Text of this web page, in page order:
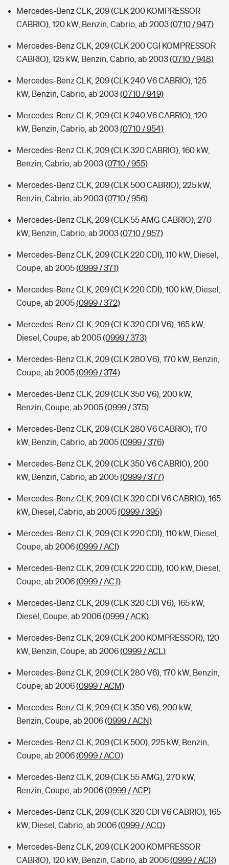
Mercedes-Benz CLK, 209 (CLK 200 KOMPRESSOR
CABRIO), 120 kW, Benzin, Cabrio, ab 2003(0710 / 947)
Mercedes-Benz CLK, 209 (CLK 200 CGI KOMPRESSOR
CABRIO), 125 kW, Benzin, Cabrio, ab 2003(0710 / 948)
Mercedes-Benz CLK, 209 (CLK 240 V6 CABRIO), 125
kW, Benzin, Cabrio, ab 2003(0710 / 949)
Mercedes-Benz CLK, 209 (CLK 240 V6 CABRIO), 120
kW, Benzin, Cabrio, ab 2003(0710 / 954)
Mercedes-Benz CLK, 209 (CLK 320 CABRIO), 160 kW,
Benzin, Cabrio, ab 2003(0710 / 955)
Mercedes-Benz CLK, 209 (CLK 500 CABRIO), 225 kW,
Benzin, Cabrio, ab 2003(0710 / 956)
Mercedes-Benz CLK, 209 (CLK 55 AMG CABRIO), 270
kW, Benzin, Cabrio, ab 2003(0710 / 957)
Mercedes-Benz CLK, 209 (CLK 220 CDI), 110 kW, Diesel,
Coupe, ab 2005(0999 / 371)
Mercedes-Benz CLK, 209 (CLK 220 CDI), 100 kW, Diesel,
Coupe, ab 2005(0999 / 372)
Mercedes-Benz CLK, 209 (CLK 320 CDI V6), 165 kW,
Diesel, Coupe, ab 2005(0999 / 373)
Mercedes-Benz CLK, 209 (CLK 280 V6), 170 kW, Benzin,
Coupe, ab 2005(0999 / 374)
Mercedes-Benz CLK, 209 (CLK 350 V6), 200 kW,
Benzin, Coupe, ab 2005(0999 / 375)
Mercedes-Benz CLK, 209 (CLK 280 V6 CABRIO), 170
kW, Benzin, Cabrio, ab 2005(0999 / 376)
Mercedes-Benz CLK, 209 (CLK 350 V6 CABRIO), 200
kW, Benzin, Cabrio, ab 2005(0999 / 377)
Mercedes-Benz CLK, 209 (CLK 320 CDI V6 CABRIO), 165
kW, Diesel, Cabrio, ab 2005(0999 / 395)
Mercedes-Benz CLK, 209 (CLK 220 CDI), 110 kW, Diesel,
Coupe, ab 2006(0999 / ACI)
Mercedes-Benz CLK, 209 (CLK 220 CDI), 100 kW, Diesel,
Coupe, ab 2006(0999 / ACJ)
Mercedes-Benz CLK, 209 (CLK 320 CDI V6), 165 kW,
Diesel, Coupe, ab 2006(0999 / ACK)
Mercedes-Benz CLK, 209 (CLK 200 KOMPRESSOR), 120
kW, Benzin, Coupe, ab 2006(0999 / ACL)
Mercedes-Benz CLK, 209 (CLK 280 V6), 170 kW, Benzin,
Coupe, ab 2006(0999 / ACM)
Mercedes-Benz CLK, 209 (CLK 350 V6), 200 kW,
Benzin, Coupe, ab 2006(0999 / ACN)
Mercedes-Benz CLK, 209 (CLK 500), 225 kW, Benzin,
Coupe, ab 2006(0999 / ACO)
Mercedes-Benz CLK, 209 (CLK 55 AMG), 270 kW,
Benzin, Coupe, ab 2006(0999 / ACP)
Mercedes-Benz CLK, 209 (CLK 320 CDI V6 CABRIO), 165
kW, Diesel, Cabrio, ab 2006(0999 / ACQ)
Mercedes-Benz CLK, 209 (CLK 200 KOMPRESSOR
CABRIO), 120 kW, Benzin, Cabrio, ab 2006(0999 / ACR)